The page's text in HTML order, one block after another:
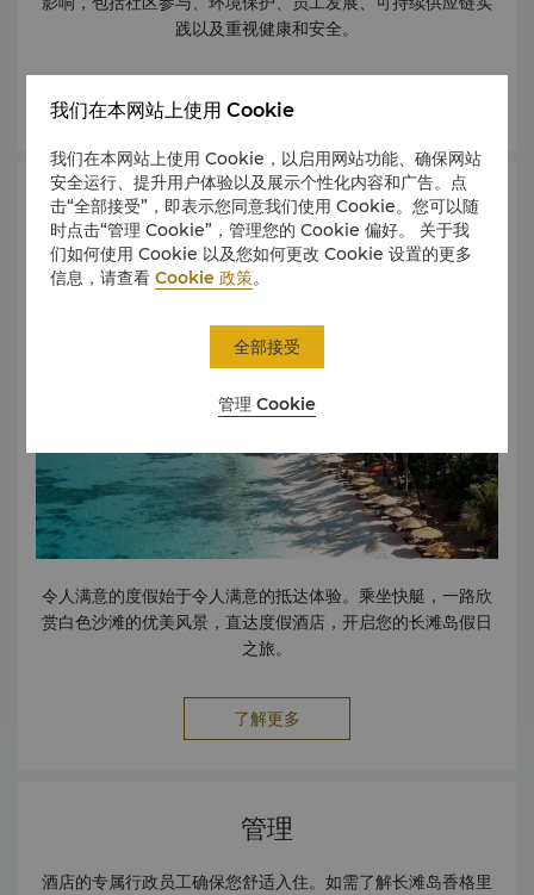
（内陆度假村）第三名 2023年 《Travel + Leisure》亚太奢
华大奖：菲律宾最佳酒店水疗中心第二名 2023年 《Travel +
纳仕Traveler读者之选奖：全球最佳度假村第27名 2022年
年 Kiwi Collections酒店奖：最佳海滨酒店 2021年
Booking.com 旅行者评论大奖 2021年 Certified
Traveller Made：大酒店冠军赛第二名 2020年 康泰纳仕
Johansens指南：最佳水畔酒店 2019年 《Business
Traveller》亚太地区最佳度假酒店第二名 2019年
2017年 DestinAsian：菲律宾最佳酒店 2017年 康泰纳仕
TripAdvisor 卓越奖 2016年 《Travel + Leisure》东南亚：
东南亚十大最佳度假酒店 2016年 Hotels.com "Loved by
Guests"金奖 2015年 Expedia 旅行者精选全球顶级酒店
2015 & 2016年 TripAdvisor 卓越奖名人堂 2015年
Agoda CHI水疗：全球顶级酒店水疗中心 2015-2016年
Booking.com：长滩岛最受欢迎酒店 2017年
Booking.com：评论最高酒店 2015年 TripAdvisor：菲律
2014年 康泰纳仕Traveler金榜：亚洲20大度假村 2014年
《Travel + Leisure》全球500佳酒店 2013-2019年
TripAdvisor 旅行者之选奖：菲律宾25大最佳酒店 2013-
2013-2017年 TripAdvisor：菲律宾最佳服务酒店前25名
Rima 2010-2019年 《Philippine Tatler》菲律宾最佳餐
践以及重视健康和安全。
了解更多
地图和线路指示
令人满意的度假始于令人满意的抵达体验。乘坐快艇，一路欣
赏白色沙滩的优美风景，直达度假酒店，开启您的长滩岛假日
之旅。
了解更多
管理
酒店的专属行政员工确保您舒适入住。如需了解长滩岛香格里
我们在本网站上使用 Cookie
我们在本网站上使用 Cookie，以启用网站功能、确保网站
安全运行、提升用户体验以及展示个性化内容和广告。点
击“全部接受”，即表示您同意我们使用 Cookie。您可以随
时点击“管理 Cookie”，管理您的 Cookie 偏好。 关于我
们如何使用 Cookie 以及您如何更改 Cookie 设置的更多
信息，请查看Cookie 政策。
管理 Cookie
全部接受